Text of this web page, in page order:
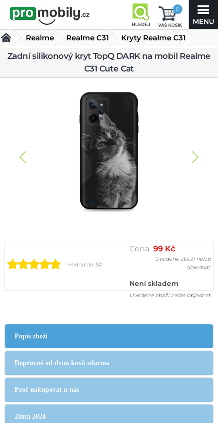
0
Realme Realme C31 Kryty Realme C31
Zadní silikonový kryt TopQ DARK na mobil Realme C31
Cute Cat
Zadní silikonový kryt TopQ DARK na mobil Realme
C31 Cute Cat
Hodnotilo: 50
Cena 99 Kč
Uvedené zboží nelze
objednat.
Není skladem
Uvedené zboží nelze objednat.
Popis zboží
Dopravné od dvou kusů zdarma
Proč nakupovat u nás
Zima 2024